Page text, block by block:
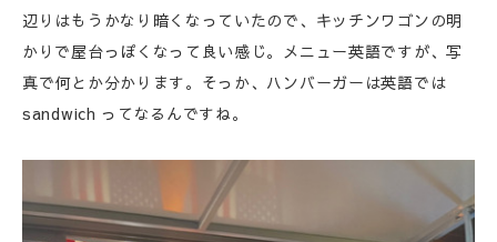
辺りはもうかなり暗くなっていたので、キッチンワゴンの明
かりで屋台っぽくなって良い感じ。メニュー英語ですが、写
真で何とか分かります。そっか、ハンバーガーは英語では
sandwich ってなるんですね。